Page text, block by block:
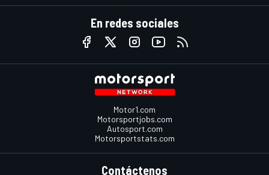
En redes sociales
Motor1.com
Motorsportjobs.com
Autosport.com
Motorsportstats.com
Contáctenos